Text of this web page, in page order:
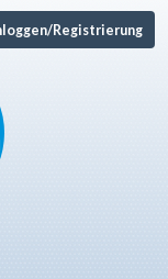
Registrierung